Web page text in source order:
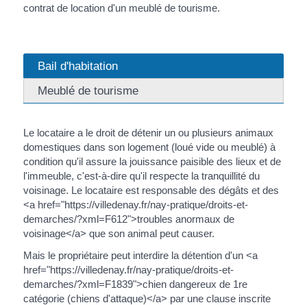
contrat de location d'un meublé de tourisme.
Bail d'habitation
Meublé de tourisme
Le locataire a le droit de détenir un ou plusieurs animaux
domestiques dans son logement (loué vide ou meublé) à
condition qu'il assure la jouissance paisible des lieux et de
l'immeuble, c'est-à-dire qu'il respecte la tranquillité du
voisinage. Le locataire est responsable des dégâts et des
<a href="https://villedenay.fr/nay-pratique/droits-et-
demarches/?xml=F612">troubles anormaux de
voisinage</a> que son animal peut causer.
Mais le propriétaire peut interdire la détention d'un <a
href="https://villedenay.fr/nay-pratique/droits-et-
demarches/?xml=F1839">chien dangereux de 1re
catégorie (chiens d'attaque)</a> par une clause inscrite